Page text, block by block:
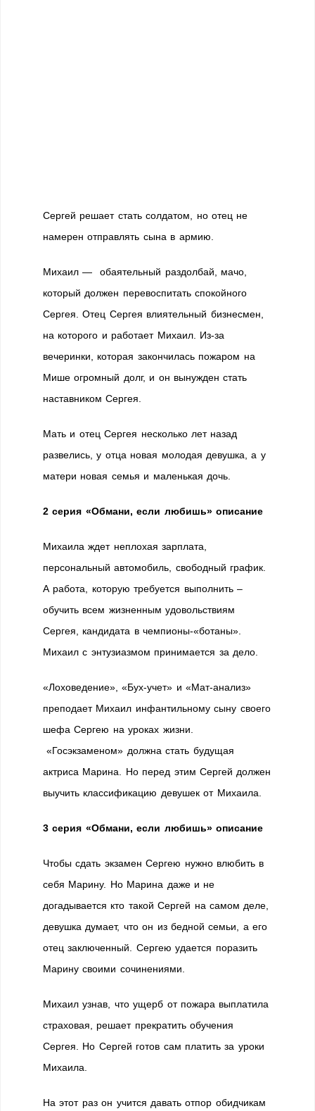
Сергей решает стать солдатом, но отец не
намерен отправлять сына в армию.
Михаил — обаятельный раздолбай, мачо,
который должен перевоспитать спокойного
Сергея. Отец Сергея влиятельный бизнесмен,
на которого и работает Михаил. Из-за
вечеринки, которая закончилась пожаром на
Мише огромный долг, и он вынужден стать
наставником Сергея.
Мать и отец Сергея несколько лет назад
развелись, у отца новая молодая девушка, а у
матери новая семья и маленькая дочь.
2 серия «Обмани, если любишь» описание
Михаила ждет неплохая зарплата,
персональный автомобиль, свободный график.
А работа, которую требуется выполнить –
обучить всем жизненным удовольствиям
Сергея, кандидата в чемпионы-«ботаны».
Михаил с энтузиазмом принимается за дело.
«Лоховедение», «Бух-учет» и «Мат-анализ»
преподает Михаил инфантильному сыну своего
шефа Сергею на уроках жизни.
«Госэкзаменом» должна стать будущая
актриса Марина. Но перед этим Сергей должен
выучить классификацию девушек от Михаила.
3 серия «Обмани, если любишь» описание
Чтобы сдать экзамен Сергею нужно влюбить в
себя Марину. Но Марина даже и не
догадывается кто такой Сергей на самом деле,
девушка думает, что он из бедной семьи, а его
отец заключенный. Сергею удается поразить
Марину своими сочинениями.
Михаил узнав, что ущерб от пожара выплатила
страховая, решает прекратить обучения
Сергея. Но Сергей готов сам платить за уроки
Михаила.
На этот раз он учится давать отпор обидчикам